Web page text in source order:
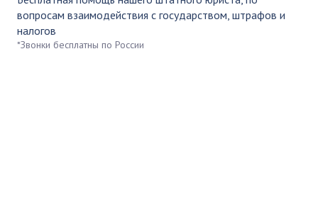
вопросам взаимодействия с государством, штрафов и
налогов
*Звонки бесплатны по России